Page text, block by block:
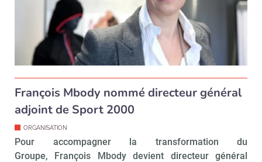
François Mbody nommé directeur général
adjoint de Sport 2000
ORGANISATION
Pour accompagner la transformation du
Groupe, François Mbody devient directeur général